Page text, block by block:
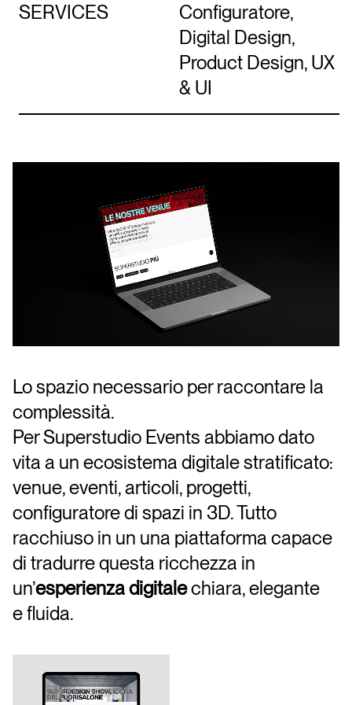
SERVICES
Configuratore,
Digital Design,
Product Design, UX
& UI
Lo spazio necessario per raccontare la
complessità.
Per Superstudio Events abbiamo dato
vita a un ecosistema digitale stratificato:
venue, eventi, articoli, progetti,
configuratore di spazi in 3D. Tutto
racchiuso in un una piattaforma capace
di tradurre questa ricchezza in
un’esperienza digitalechiara, elegante
e fluida.